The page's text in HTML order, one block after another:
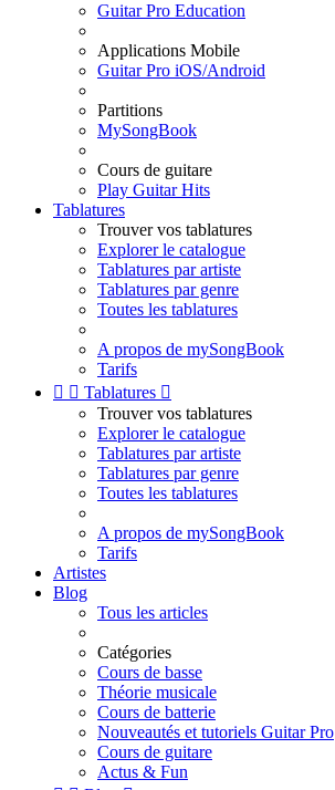
Guitar Pro Education
Applications Mobile
Guitar Pro iOS/Android
Partitions
MySongBook
Cours de guitare
Play Guitar Hits
Tablatures
Trouver vos tablatures
Explorer le catalogue
Tablatures par artiste
Tablatures par genre
Toutes les tablatures
A propos de mySongBook
Tarifs
  Tablatures 
Trouver vos tablatures
Explorer le catalogue
Tablatures par artiste
Tablatures par genre
Toutes les tablatures
A propos de mySongBook
Tarifs
Artistes
Blog
Tous les articles
Catégories
Cours de basse
Théorie musicale
Cours de batterie
Nouveautés et tutoriels Guitar Pro
Cours de guitare
Actus & Fun